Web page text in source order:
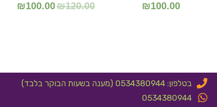
₪100.00
₪120.00
₪100.00
בטלפון: 0534380944 (מענה בשעות הבוקר בלבד)
0534380944